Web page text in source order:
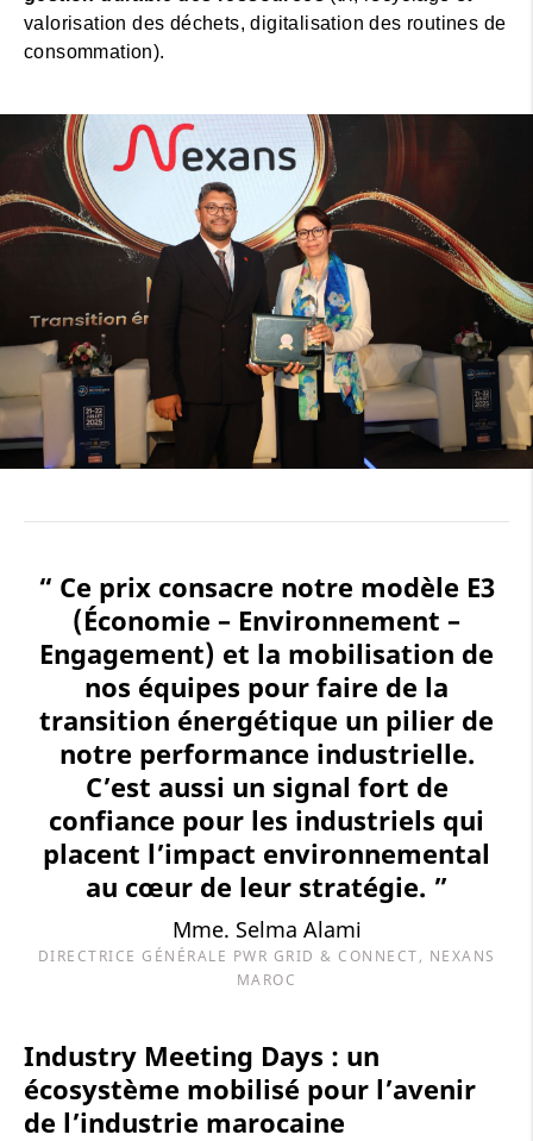
valorisation des déchets, digitalisation des routines de
consommation).
“ Ce prix consacre notre modèle E3
(Économie – Environnement –
Engagement) et la mobilisation de
nos équipes pour faire de la
transition énergétique un pilier de
notre performance industrielle.
C’est aussi un signal fort de
confiance pour les industriels qui
placent l’impact environnemental
au cœur de leur stratégie. ”
Mme. Selma Alami
DIRECTRICE GÉNÉRALE PWR GRID & CONNECT, NEXANS
MAROC
Industry Meeting Days : un
écosystème mobilisé pour l’avenir
de l’industrie marocaine